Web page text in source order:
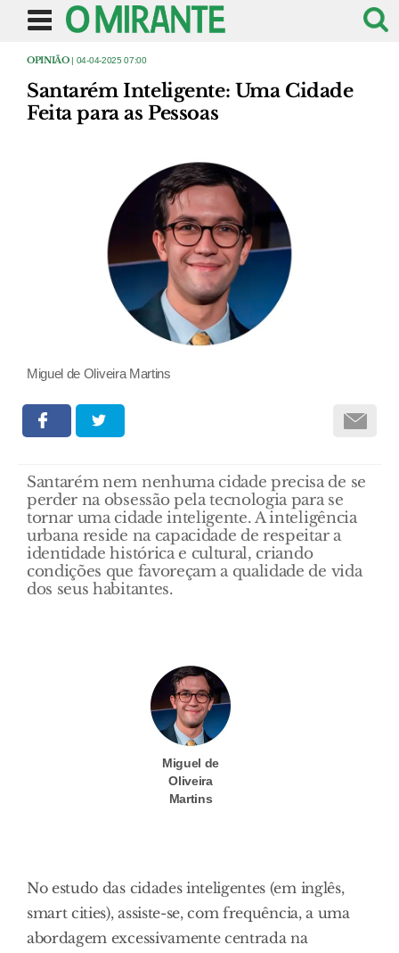
OPINIÃO| 04-04-2025 07:00
Santarém Inteligente: Uma Cidade
Feita para as Pessoas
Miguel de Oliveira Martins
Santarém nem nenhuma cidade precisa de se
perder na obsessão pela tecnologia para se
tornar uma cidade inteligente. A inteligência
urbana reside na capacidade de respeitar a
identidade histórica e cultural, criando
condições que favoreçam a qualidade de vida
dos seus habitantes.
Miguel de
Oliveira
Martins
No estudo das cidades inteligentes (em inglês,
smart cities), assiste-se, com frequência, a uma
abordagem excessivamente centrada na